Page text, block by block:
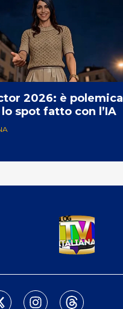
2026: è polemica
spot fatto con l’IA